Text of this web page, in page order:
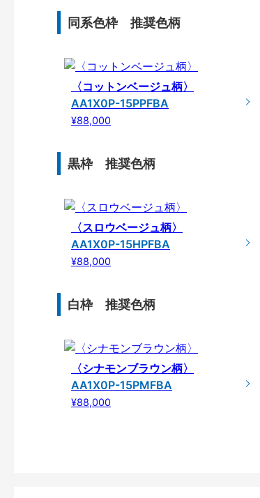
同系色枠 推奨色柄
〈コットンベージュ柄〉
AA1X0P-15PPFBA
¥88,000
黒枠 推奨色柄
〈スロウベージュ柄〉
AA1X0P-15HPFBA
¥88,000
白枠 推奨色柄
〈シナモンブラウン柄〉
AA1X0P-15PMFBA
¥88,000